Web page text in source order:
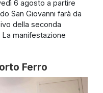
6 agosto a partire
San Giovanni farà da
della seconda
manifestazione
Ferro